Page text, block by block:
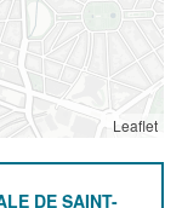
Leaflet
DE SAINT-